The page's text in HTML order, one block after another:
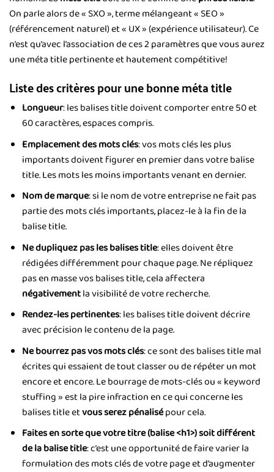
On parle alors de « SXO », terme mélangeant « SEO »
(référencement naturel) et « UX » (expérience utilisateur). Ce
n’est qu’avec l’association de ces 2 paramètres que vous aurez
une méta title pertinente et hautement compétitive!
Liste des critères pour une bonne méta title
Longueur: les balises title doivent comporter entre 50 et
60 caractères, espaces compris.
Emplacement des mots clés: vos mots clés les plus
importants doivent figurer en premier dans votre balise
title. Les mots les moins importants venant en dernier.
Nom de marque: si le nom de votre entreprise ne fait pas
partie des mots clés importants, placez-le à la fin de la
balise title.
Ne dupliquez pas les balises title: elles doivent être
rédigées différemment pour chaque page. Ne répliquez
pas en masse vos balises title, cela affectera
négativementla visibilité de votre recherche.
Rendez-les pertinentes: les balises title doivent décrire
avec précision le contenu de la page.
Ne bourrez pas vos mots clés: ce sont des balises title mal
écrites qui essaient de tout classer ou de répéter un mot
encore et encore. Le bourrage de mots-clés ou « keyword
stuffing » est la pire infraction en ce qui concerne les
balises title etvous serez pénalisépour cela.
Faites en sorte que votre titre (balise <h1>) soit différent
de la balise title: c’est une opportunité de faire varier la
formulation des mots clés de votre page et d’augmenter